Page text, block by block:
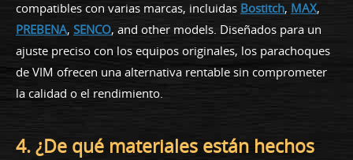
compatibles con varias marcas, incluidas Bostitch, MAX,
PREBENA, SENCO, and other models. Diseñados para un
ajuste preciso con los equipos originales, los parachoques
de VIM ofrecen una alternativa rentable sin comprometer
la calidad o el rendimiento.
4. ¿De qué materiales están hechos